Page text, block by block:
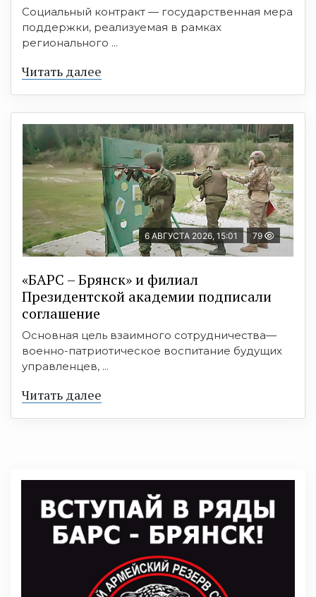
Социальный контракт — государственная мера
поддержки, реализуемая в рамках
регионального ...
Читать далее
6 АВГУСТА 2026, 15:01 79
«БАРС – Брянск» и филиал
Президентской академии подписали
соглашение
Основная цель взаимного сотрудничества—
военно-патриотическое воспитание будущих
управленцев, ...
Читать далее